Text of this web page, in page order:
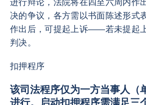
进行辩论，法院将在四至六周内作
决的争议，各方需以书面陈述形式
作出后，可提起上诉——若未提起
判决。
扣押程序
该司法程序仅为一方当事人（
进行。启动扣押程序需满足三